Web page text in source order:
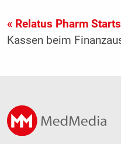
« Relatus Pharm
Kassen beim